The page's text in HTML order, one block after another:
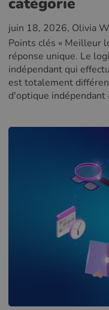
juin 18, 2026, Olivia
Points clés « Meilleur
réponse unique. Le
indépendant qui
est totalement
d'optique indépendant